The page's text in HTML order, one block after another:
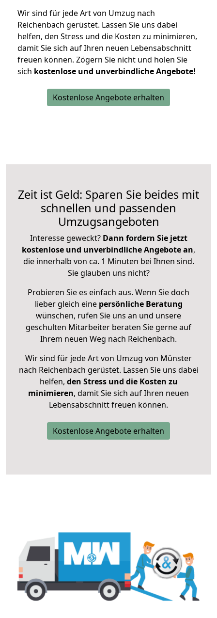
Wir sind für jede Art von Umzug nach
Reichenbach gerüstet. Lassen Sie uns dabei
helfen, den Stress und die Kosten zu minimieren,
damit Sie sich auf Ihren neuen Lebensabschnitt
freuen können. Zögern Sie nicht und holen Sie
sich kostenlose und unverbindliche Angebote!
Kostenlose Angebote erhalten
Zeit ist Geld: Sparen Sie beides mit
schnellen und passenden
Umzugsangeboten
Interesse geweckt? Dann fordern Sie jetzt
kostenlose und unverbindliche Angebote an,
die innerhalb von ca. 1 Minuten bei Ihnen sind.
Sie glauben uns nicht?
Probieren Sie es einfach aus. Wenn Sie doch
lieber gleich eine persönliche Beratung
wünschen, rufen Sie uns an und unsere
geschulten Mitarbeiter beraten Sie gerne auf
Ihrem neuen Weg nach Reichenbach.
Wir sind für jede Art von Umzug von Münster
nach Reichenbach gerüstet. Lassen Sie uns dabei
helfen, den Stress und die Kosten zu
minimieren, damit Sie sich auf Ihren neuen
Lebensabschnitt freuen können.
Kostenlose Angebote erhalten